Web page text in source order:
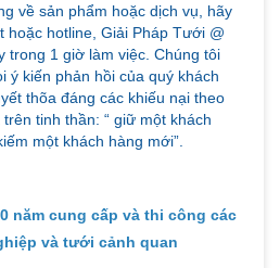
về sản phẩm hoặc dịch vụ, hãy
hoặc hotline, Giải Pháp Tưới @
trong 1 giờ làm việc. Chúng tôi
ý kiến phản hồi của quý khách
thõa đáng các khiếu nại theo
tinh thần: “ giữ một khách
một khách hàng mới”.
năm cung cấp và thi công các
và tưới cảnh quan